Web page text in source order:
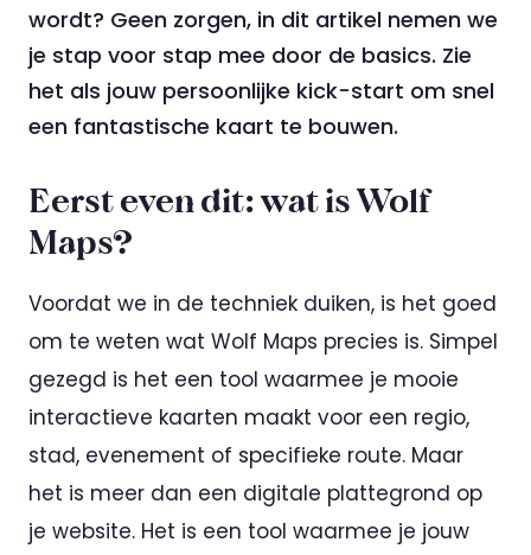
wordt? Geen zorgen, in dit artikel nemen we
je stap voor stap mee door de basics. Zie
het als jouw persoonlijke kick-start om snel
een fantastische kaart te bouwen.
Eerst even dit: wat is Wolf
Maps?
Voordat we in de techniek duiken, is het goed
om te weten wat Wolf Maps precies is. Simpel
gezegd is het een tool waarmee je mooie
interactieve kaarten maakt voor een regio,
stad, evenement of specifieke route. Maar
het is meer dan een digitale plattegrond op
je website. Het is een tool waarmee je jouw